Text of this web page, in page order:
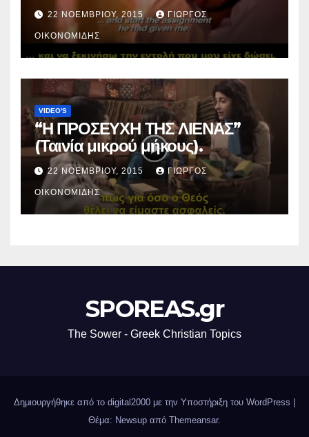
22 ΝΟΕΜΒΡΊΟΥ, 2015 ΓΙΏΡΓΟΣ
ΟΙΚΟΝΟΜΊΔΗΣ
VIDEO'S
“Η ΠΡΟΣΕΥΧΗ ΤΗΣ ΛΙΕΝΑΣ”
(Ταινία μικρού μήκους).
22 ΝΟΕΜΒΡΊΟΥ, 2015 ΓΙΏΡΓΟΣ
ΟΙΚΟΝΟΜΊΔΗΣ
SPOREAS.gr
The Sower - Greek Christian Topics
Δημιουργήθηκε από το digital2000 με την Υποστήριξη του WordPress
Θέμα: Newsup από Themeansar.